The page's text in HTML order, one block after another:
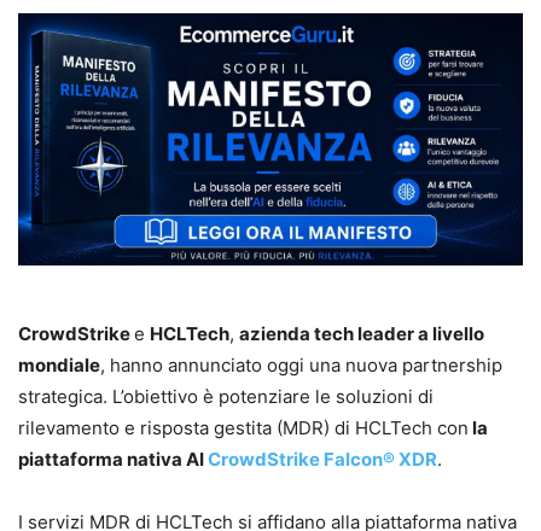
CrowdStrikee HCLTech, azienda tech leader a livello
mondiale, hanno annunciato oggi una nuova partnership
strategica. L’obiettivo è potenziare le soluzioni di
rilevamento e risposta gestita (MDR) di HCLTech con la
piattaforma nativa AICrowdStrike Falcon® XDR.
I servizi MDR di HCLTech si affidano alla piattaforma nativa